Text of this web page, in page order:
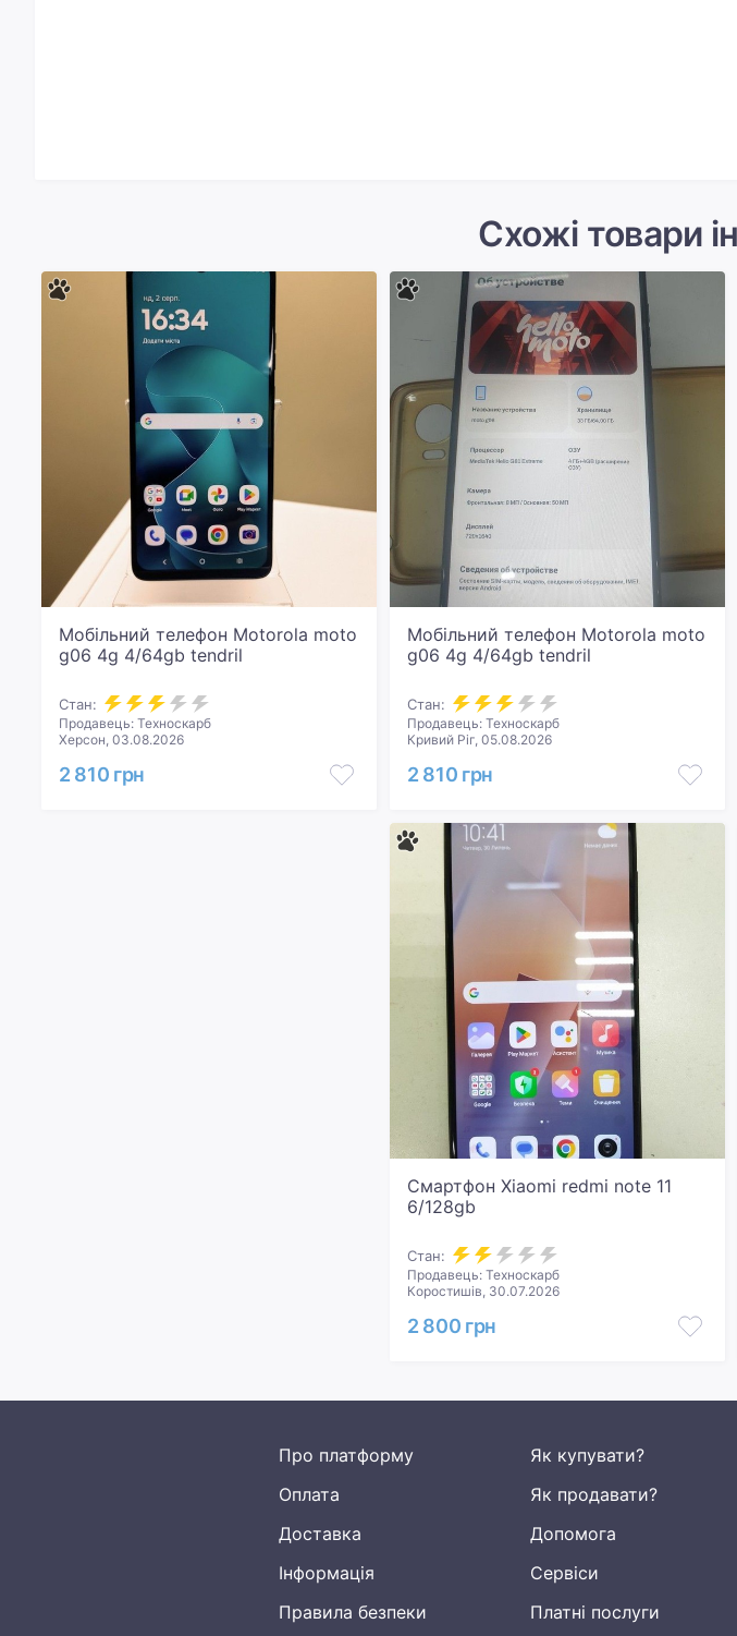
Схожі товари
Мобільний телефон Motorola moto
g06 4g 4/64gb tendril
Стан:
Продавець: Техноскарб
Херсон, 03.08.2026
2 810 грн
Мобільний телефон Motorola moto
g06 4g 4/64gb tendril
Стан:
Продавець: Техноскарб
Кривий Ріг, 05.08.2026
2 810 грн
Смартфон Xiaomi redmi note 11
6/128gb
Стан:
Продавець: Техноскарб
Коростишів, 30.07.2026
2 800 грн
Про платформу
Оплата
Доставка
Інформація
Правила безпеки
Як купувати?
Як продавати?
Допомога
Сервіси
Платні послуги